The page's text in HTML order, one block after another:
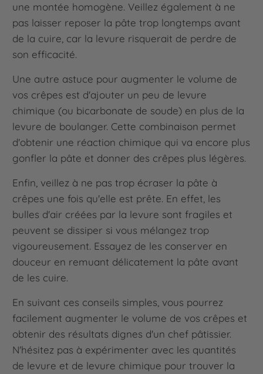
une montée homogène. Veillez également à ne
pas laisser reposer la pâte trop longtemps avant
de la cuire, car la levure risquerait de perdre de
son efficacité.
Une autre astuce pour augmenter le volume de
vos crêpes est d'ajouter un peu de levure
chimique (ou bicarbonate de soude) en plus de la
levure de boulanger. Cette combinaison permet
d'obtenir une réaction chimique qui va encore plus
gonfler la pâte et donner des crêpes plus légères.
Enfin, veillez à ne pas trop écraser la pâte à
crêpes une fois qu'elle est prête. En effet, les
bulles d'air créées par la levure sont fragiles et
peuvent se dissiper si vous mélangez trop
vigoureusement. Essayez de les conserver en
douceur en remuant délicatement la pâte avant
de les cuire.
En suivant ces conseils simples, vous pourrez
facilement augmenter le volume de vos crêpes et
obtenir des résultats dignes d'un chef pâtissier.
N'hésitez pas à expérimenter avec les quantités
de levure et de levure chimique pour trouver la